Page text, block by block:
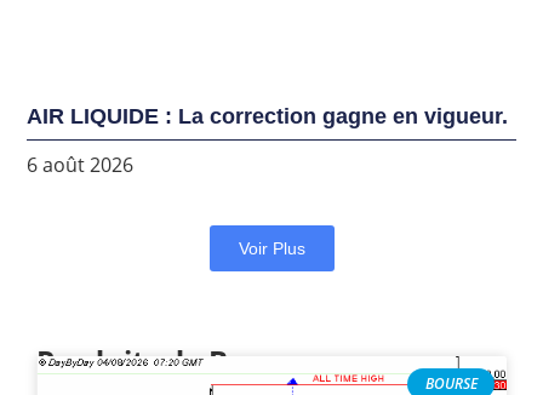
AIR LIQUIDE : La correction gagne en vigueur.
6 août 2026
Voir Plus
Produits de Bourse
BOURSE